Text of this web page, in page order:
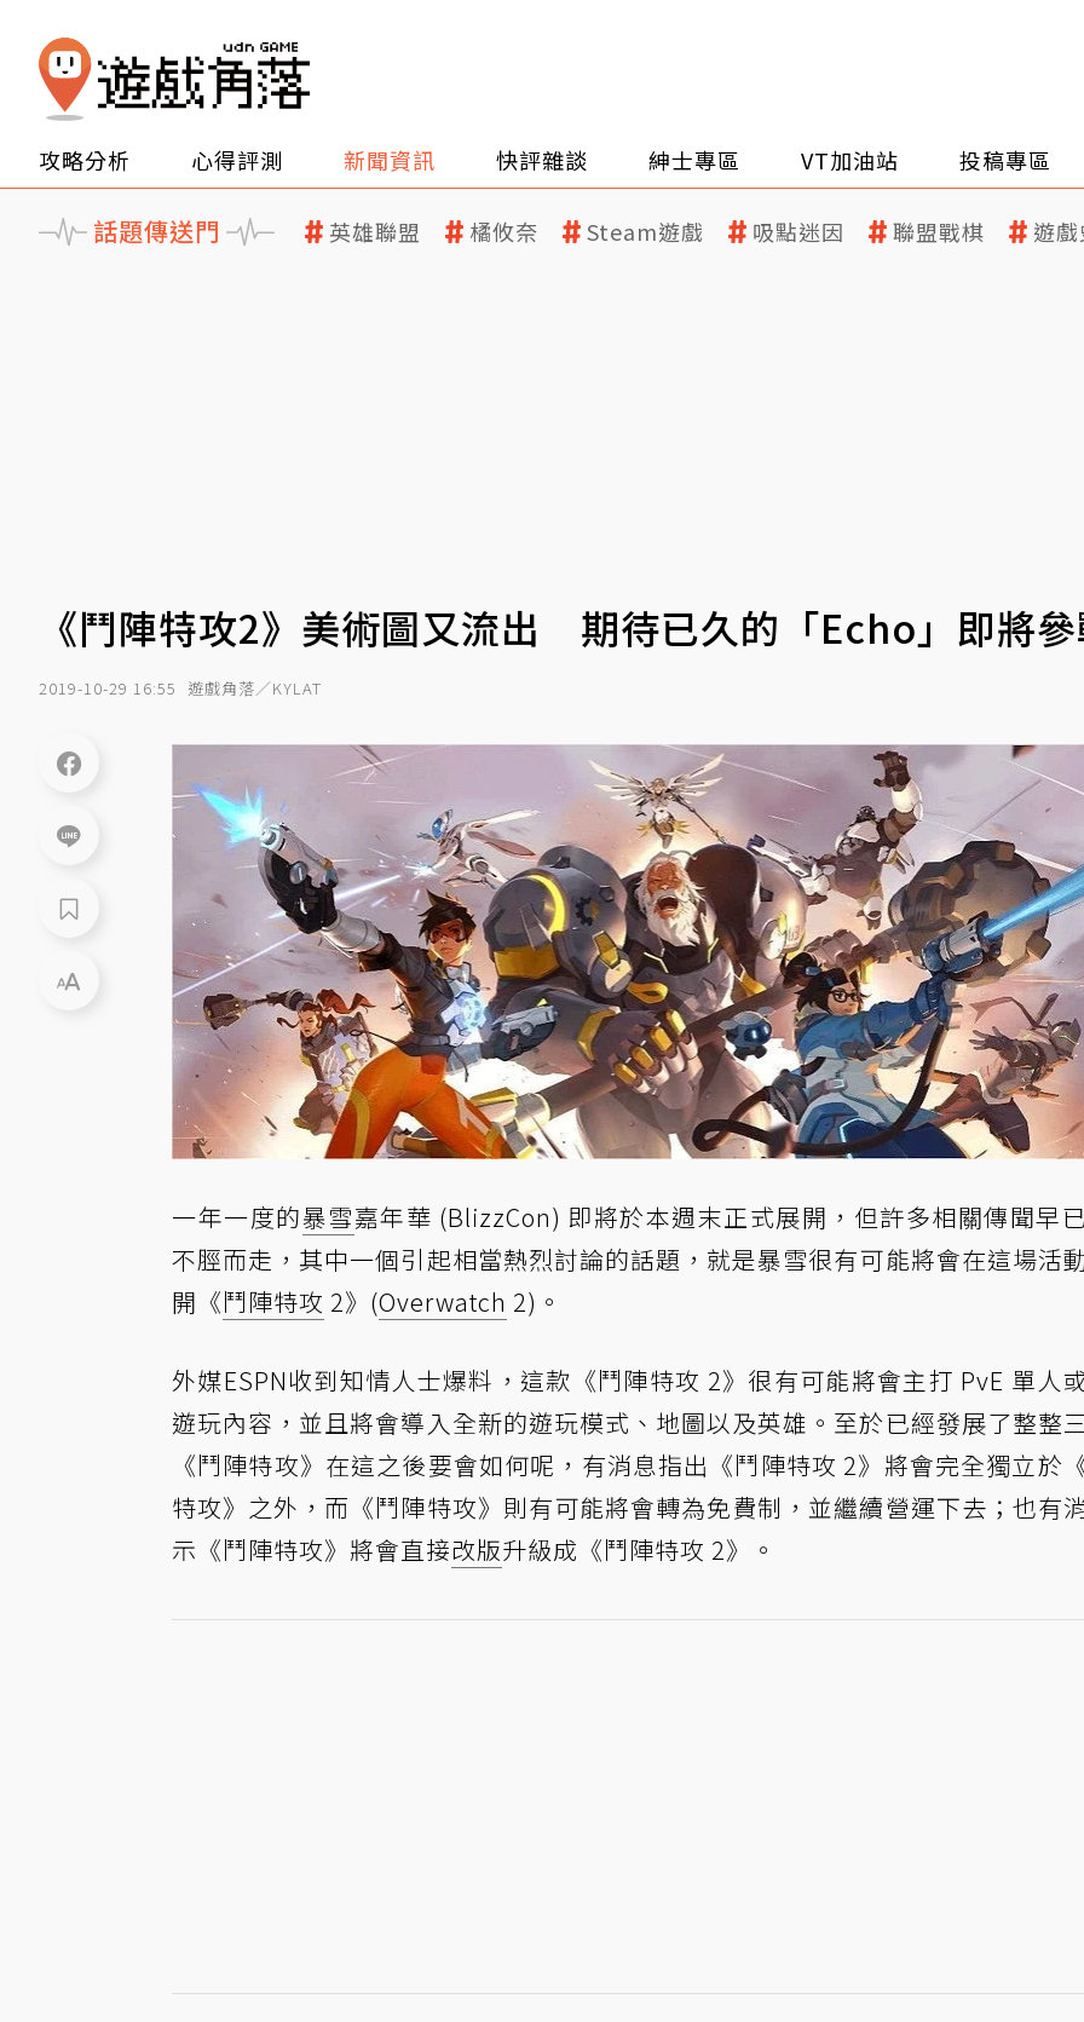
攻略分析 心得評測 新聞資訊 快評雜談 紳士專區 VT加油站 投稿專區
話題傳送門 英雄聯盟 橘攸奈 Steam遊戲 吸點迷因 聯盟戰棋 遊
《鬥陣特攻2》美術圖又流出 期待已久的「Echo」即將參
2019-10-29 16:55 遊戲角落／KYLAT
一年一度的暴雪嘉年華 (BlizzCon) 即將於本週末正式展開，但許多相關傳聞早
不脛而走，其中一個引起相當熱烈討論的話題，就是暴雪很有可能將會在這場活
開《鬥陣特攻 2》(Overwatch 2)。
外媒ESPN收到知情人士爆料，這款《鬥陣特攻 2》很有可能將會主打 PvE 單人
遊玩內容，並且將會導入全新的遊玩模式、地圖以及英雄。至於已經發展了整整
《鬥陣特攻》在這之後要會如何呢，有消息指出《鬥陣特攻 2》將會完全獨立於
特攻》之外，而《鬥陣特攻》則有可能將會轉為免費制，並繼續營運下去；也有
示《鬥陣特攻》將會直接改版升級成《鬥陣特攻 2》。